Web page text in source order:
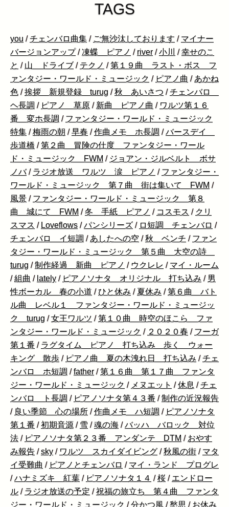
TAGS
you /チェンバロ曲集 / ご無沙汰しております / マイナー
バージョンアップ /凍蝶 ピアノ / river /小川 /幸せのこ
と / 山 ドライブ / テクノ /第１９曲 ラスト・ボス フ
ァンタジー・ワールド・ミュージック / ピアノ曲 / あかね
色 /挨拶 新規登録 turug /秋 あいさつ /チェンバロ
ヘ長調 / ピアノ 草原 / 新曲 ピアノ曲 / ワルツ第１６
番 変ホ長調 / ファンタジー・ワールド・ミュージック
特集 /梅雨の朝 /早春 /作曲メモ ホ長調 /バースデイ
歩道橋 /第２曲 冒険の仕度 ファンタジー・ワール
ド・ミュージック FWM / ジョアン・ジルベルト ボサ
ノバ / ラジオ放送 ワルツ 涙 ピアノ / ファンタジー・
ワールド・ミュージック 第７曲 街は集いて FWM /
風景 / ファンタジー・ワールド・ミュージック 第８
曲 城にて FWM /冬 手紙 ピアノ / コスモス / クリ
スマス / Loveflows /パンシリーズ / ロ短調 チェンバロ /
チェンバロ イ短調 / あしたへの空 /秋 ベンチ / ファン
タジー・ワールド・ミュージック 第５曲 大空の詩
turug /制作経過 新曲 ピアノ / ウクレレ / マイ・ルーム
/組曲 / lately / ピアノソナタ オリジナル 打ち込み / 男
性ボーカル 春の小道 /ひと休み / 夏休み /第６曲 バト
ル曲 レベル１ ファンタジー・ワールド・ミュージッ
ク turug /女王ワルツ /第１０曲 時空のほこら ファ
ンタジー・ワールド・ミュージック / ２０２０春 / フーガ
第１番 / ラグタイム ピアノ 打ち込み 歩く ウォー
キング 散歩 / ピアノ曲 夏の木洩れ日 打ち込み /チェ
ンバロ ホ短調 /father /第１６曲 第１７曲 ファンタ
ジー・ワールド・ミュージック / メヌエット /休息 /チェ
ンバロ ト長調 / ピアノソナタ第４３番 /制作の近況報告
/ 良い季節 心の場所 /作曲メモ ハ短調 / ピアノソナタ
第１番 /初期音源 / 雪 /魂の海 /バッハ バロック 対位
法 / ピアノソナタ第２３番 アンダンテ DTM / おやす
み報告 /sky / ワルツ スカイダイビング /秋風の街 / マタ
イ受難曲 / ピアノとチェンバロ / マイ・ランド プログレ
/ハナミズキ 紅葉 / ピアノソナタ１４ /桜 / エンドロー
ル / ラジオ放送の予定 /祝福の旅立ち 第４曲 ファンタ
ジー・ワールド・ミュージック /分かつ風 /愁思 / お休み